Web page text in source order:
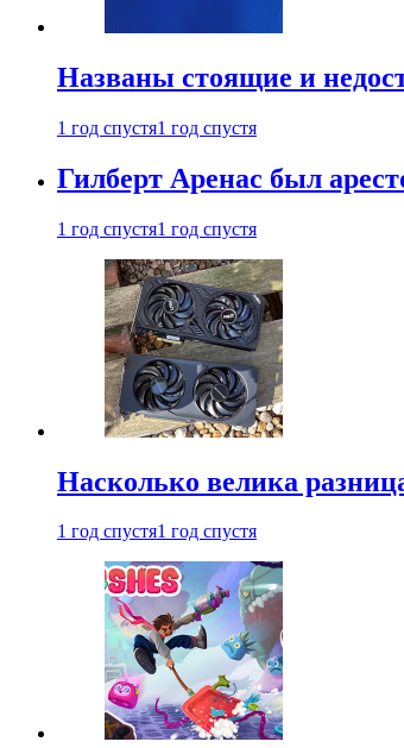
Названы стоящие и
1 год спустя1 год спустя
Гилберт Аренас был
1 год спустя1 год спустя
Насколько велика
1 год спустя1 год спустя